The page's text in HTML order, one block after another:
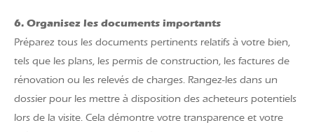
6. Organisez les documents importants
Préparez tous les documents pertinents relatifs à votre bien,
tels que les plans, les permis de construction, les factures de
rénovation ou les relevés de charges. Rangez-les dans un
dossier pour les mettre à disposition des acheteurs potentiels
lors de la visite. Cela démontre votre transparence et votre